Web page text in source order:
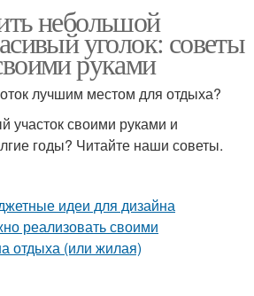
небольшой
уголок: советы
руками
лучшим местом для отдыха?
участок своими руками и
годы? Читайте наши советы.